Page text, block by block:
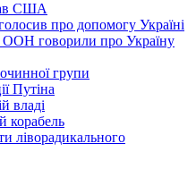
США
про допомогу Україні
ООН говорили про Україну
групи
Путіна
владі
корабель
ліворадикального